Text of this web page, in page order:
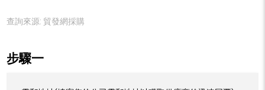
查詢來源: 貿發網採購
步驟一